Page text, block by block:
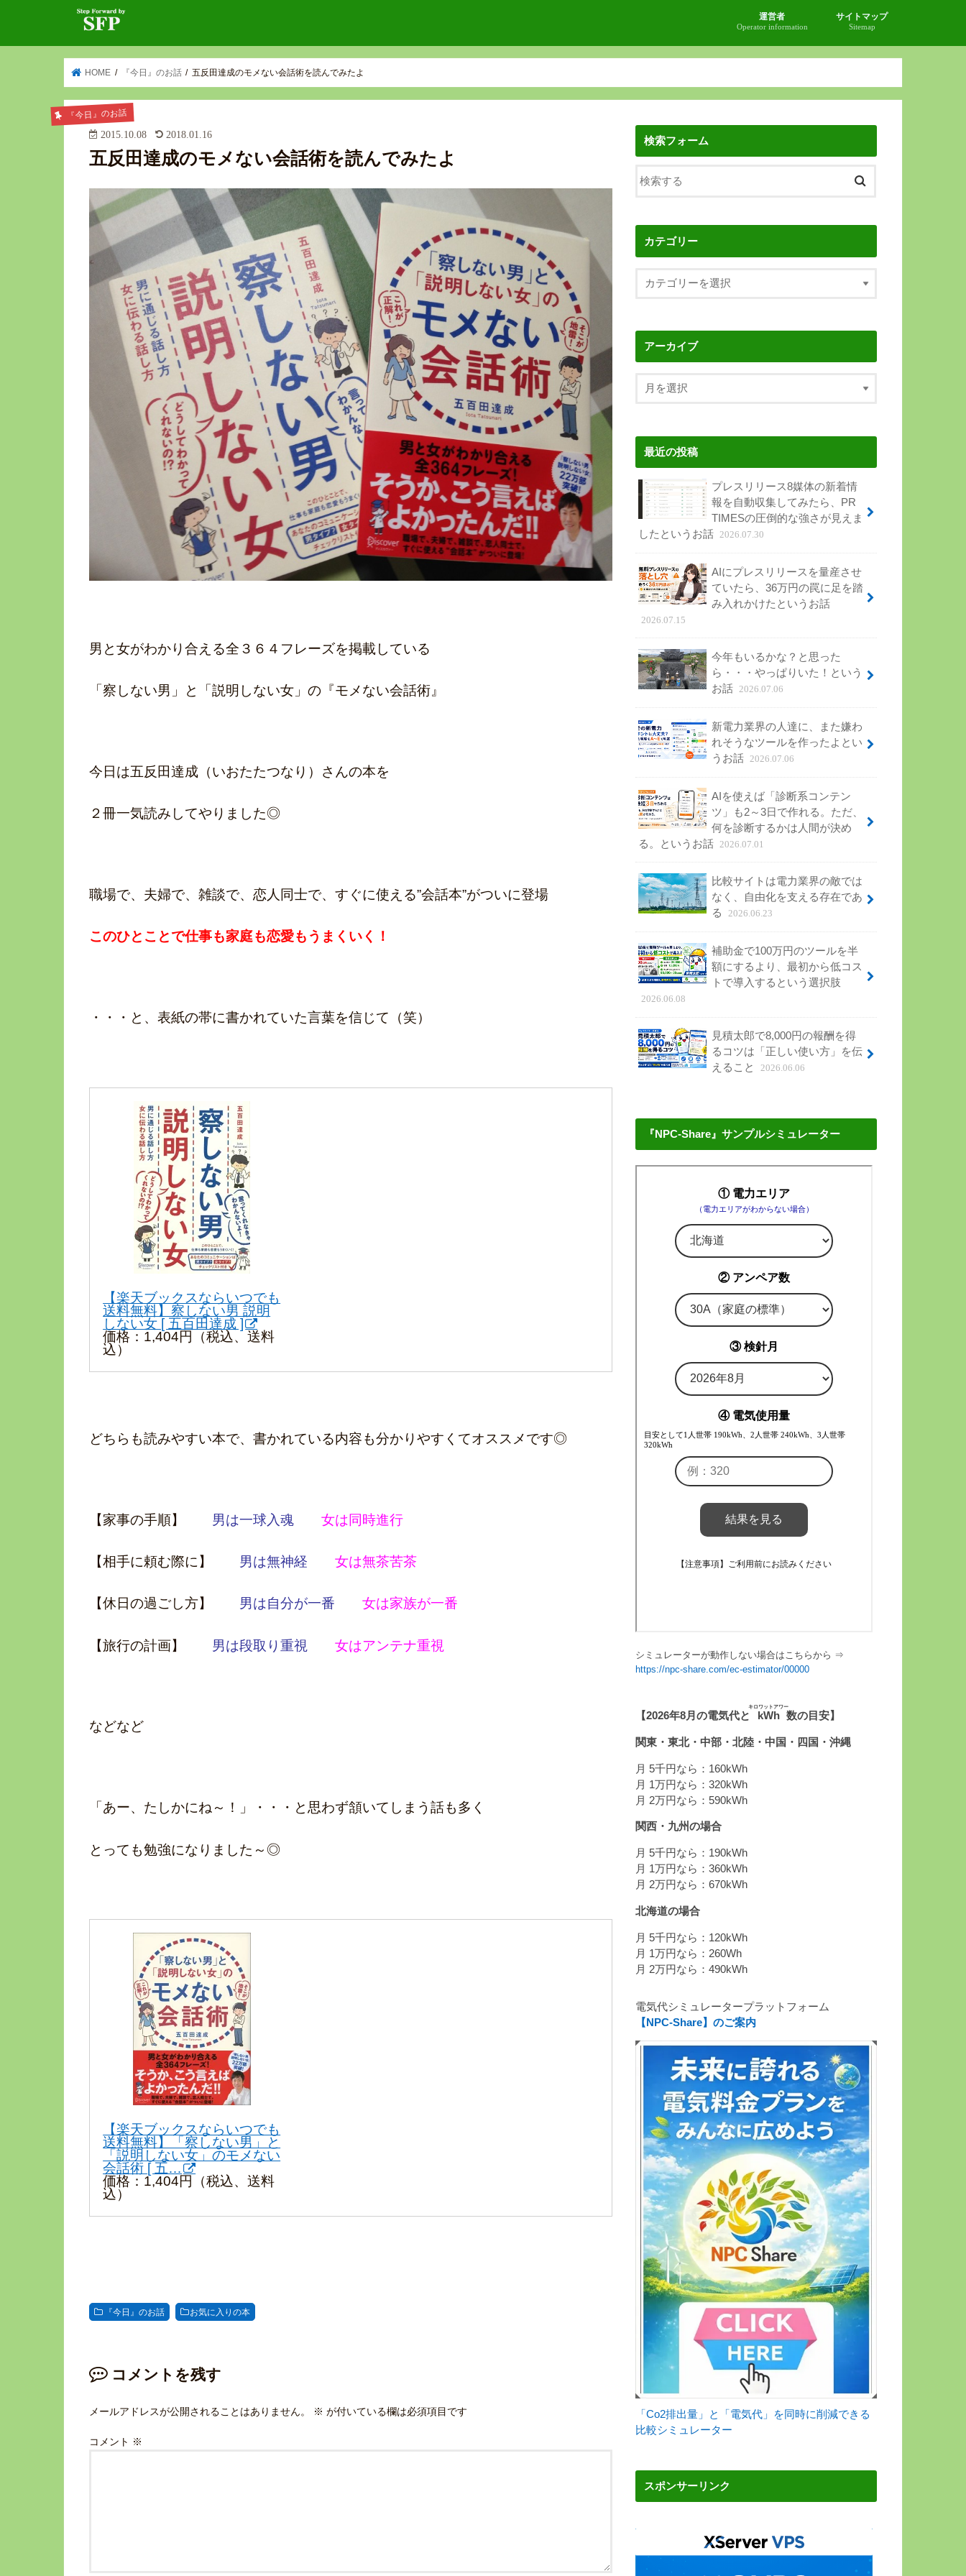
運営者
Operator information
サイトマップ
Sitemap
HOME 『今日』のお話 五反田達成のモメない会話術を読んでみたよ
『今日』のお話
2015.10.08 2018.01.16
五反田達成のモメない会話術を読んでみたよ
男と女がわかり合える全３６４フレーズを掲載している
「察しない男」と「説明しない女」の『モメない会話術』
今日は五反田達成（いおたたつなり）さんの本を
２冊一気読みしてやりました◎
職場で、夫婦で、雑談で、恋人同士で、すぐに使える”会話本”がついに登場
このひとことで仕事も家庭も恋愛もうまくいく！
・・・と、表紙の帯に書かれていた言葉を信じて（笑）
【楽天ブックスならいつでも
送料無料】察しない男 説明
しない女 [ 五百田達成 ]
価格：1,404円（税込、送料
込）
どちらも読みやすい本で、書かれている内容も分かりやすくてオススメです◎
【家事の手順】 男は一球入魂 女は同時進行
【相手に頼む際に】 男は無神経 女は無茶苦茶
【休日の過ごし方】 男は自分が一番 女は家族が一番
【旅行の計画】 男は段取り重視 女はアンテナ重視
などなど
「あー、たしかにね～！」・・・と思わず頷いてしまう話も多く
とっても勉強になりました～◎
【楽天ブックスならいつでも
送料無料】「察しない男」と
「説明しない女」のモメない
会話術 [ 五…
価格：1,404円（税込、送料
込）
『今日』のお話 お気に入りの本
コメントを残す
メールアドレスが公開されることはありません。 ※ が付いている欄は必須項目です
コメント ※
検索フォーム
カテゴリー
アーカイブ
最近の投稿
プレスリリース8媒体の新着情
報を自動収集してみたら、PR
TIMESの圧倒的な強さが見えま
したというお話 2026.07.30
AIにプレスリリースを量産させ
ていたら、36万円の罠に足を踏
み入れかけたというお話
2026.07.15
今年もいるかな？と思った
ら・・・やっぱりいた！という
お話 2026.07.06
新電力業界の人達に、また嫌わ
れそうなツールを作ったよとい
うお話 2026.07.06
AIを使えば「診断系コンテン
ツ」も2～3日で作れる。ただ、
何を診断するかは人間が決め
る。というお話 2026.07.01
比較サイトは電力業界の敵では
なく、自由化を支える存在であ
る
2026.06.23
補助金で100万円のツールを半
額にするより、最初から低コス
トで導入するという選択肢
2026.06.08
見積太郎で8,000円の報酬を得
るコツは「正しい使い方」を伝
えること
2026.06.06
『NPC-Share』サンプルシミュレーター
シミュレーターが動作しない場合はこちらから ⇒
https://npc-share.com/ec-estimator/00000
【2026年8月の電気代と kWh
キロワットアワー
数の目安】
関東・東北・中部・北陸・中国・四国・沖縄
月 5千円なら：160kWh
月 1万円なら：320kWh
月 2万円なら：590kWh
関西・九州の場合
月 5千円なら：190kWh
月 1万円なら：360kWh
月 2万円なら：670kWh
北海道の場合
月 5千円なら：120kWh
月 1万円なら：260Wh
月 2万円なら：490kWh
電気代シミュレータープラットフォーム
【NPC-Share】のご案内
「Co2排出量」と「電気代」を同時に削減できる
比較シミュレーター
スポンサーリンク